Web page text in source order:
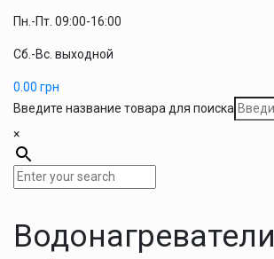
Пн.-Пт. 09:00-16:00
Сб.-Вс. выходной
0.00 грн
Введите название товара для поиска
×
Водонагреватели